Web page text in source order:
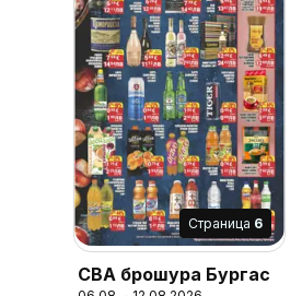
Cтраница 6
CBA брошура Бургас